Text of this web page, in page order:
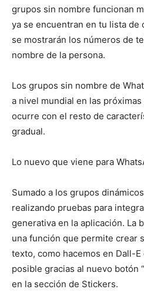
grupos sin nombre funcionan
ya se encuentran en tu lista de
se mostrarán los números de
nombre de la persona.
Los grupos sin nombre de
a nivel mundial en las
ocurre con el resto de
gradual.
Lo nuevo que viene para
Sumado a los grupos
realizando pruebas para
generativa en la aplicación. La
una función que permite crear
texto, como hacemos en Dall-
posible gracias al nuevo botón
en la sección de Stickers.